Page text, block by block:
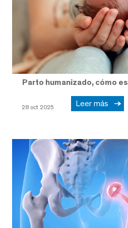
Parto humanizado, cómo es
28 oct 2025 Leer más